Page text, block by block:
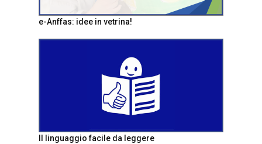
e-Anffas: idee in vetrina!
Il linguaggio facile da leggere